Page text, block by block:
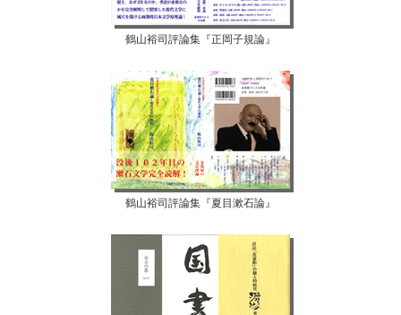
鶴山裕司評論集『正岡子規論』
鶴山裕司評論集『夏目漱石論』